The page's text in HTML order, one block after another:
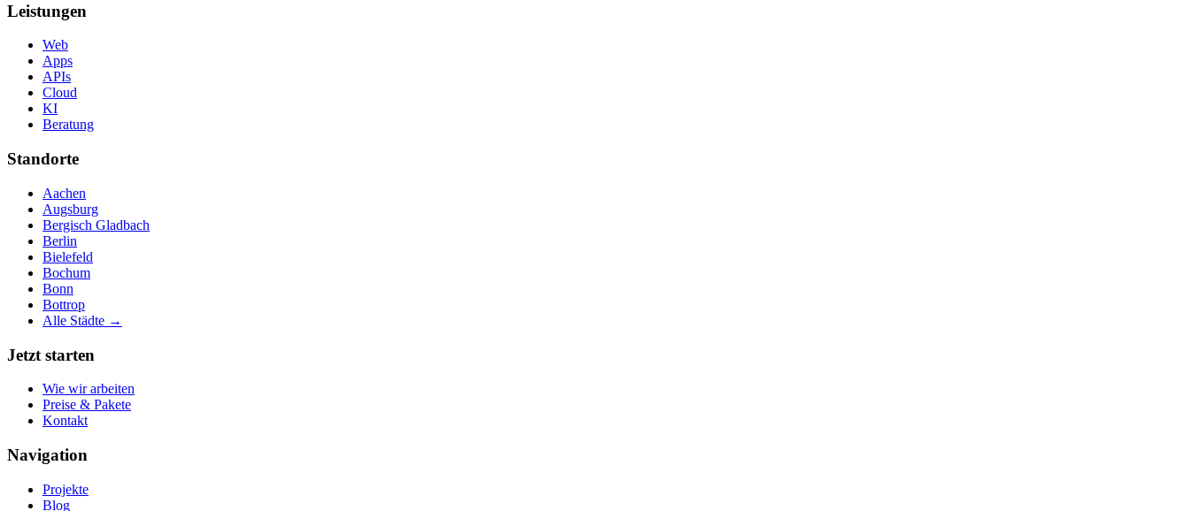
Leistungen
Web
Apps
APIs
Cloud
KI
Beratung
Standorte
Aachen
Augsburg
Bergisch Gladbach
Berlin
Bielefeld
Bochum
Bonn
Bottrop
Alle Städte →
Jetzt starten
Wie wir arbeiten
Preise & Pakete
Kontakt
Navigation
Projekte
Blog